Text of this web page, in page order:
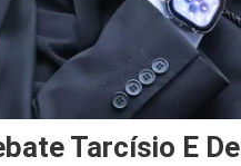
Tarcísio E